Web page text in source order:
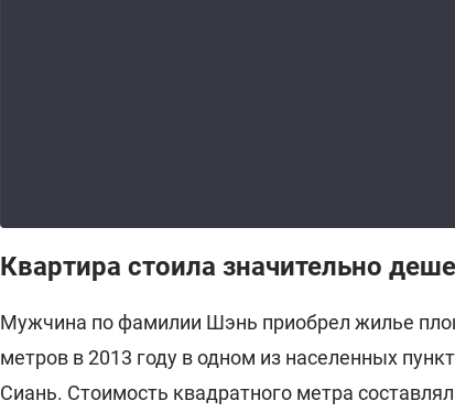
Квартира стоила значительно
Мужчина по фамилии Шэнь приобрел жилье
метров в 2013 году в одном из населенных
Сиань. Стоимость квадратного метра